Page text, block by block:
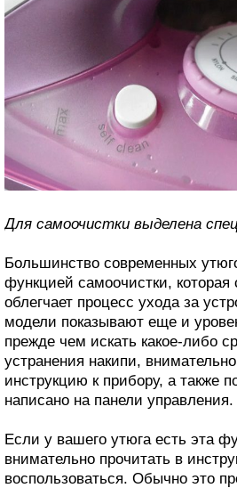
Для самоочистки выделена
Большинство современных
функцией самоочистки, которая
облегчает процесс ухода за
модели показывают еще и
прежде чем искать какое-либо
устранения накипи,
инструкцию к прибору, а также
написано на панели управления.
Если у вашего утюга есть эта
внимательно прочитать в
воспользоваться. Обычно это